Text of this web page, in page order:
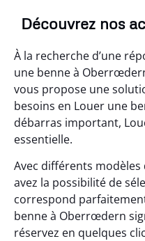
Découvrez nos
À la recherche d’une
une benne à
vous propose une
besoins en Louer une
débarras important,
essentielle.
Avec différents
avez la possibilité de
correspond
benne à Oberrœdern
réservez en quelques